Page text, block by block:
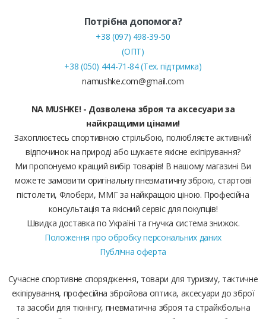
Потрібна допомога?
+38 (097) 498-39-50
(ОПТ)
+38 (050) 444-71-84 (Тех. підтримка)
namushke.com@gmail.com
NA MUSHKE! - Дозволена зброя та аксесуари за
найкращими цінами!
Захоплюєтесь спортивною стрільбою, полюбляєте активний
відпочинок на природі або шукаєте якісне екіпірування?
Ми пропонуємо кращий вибір товарів! В нашому магазині Ви
можете замовити оригінальну пневматичну зброю, стартові
пістолети, Флобери, ММГ за найкращою ціною. Професійна
консультація та якісний сервіс для покупців!
Швидка доставка по Україні та гнучка система знижок.
Положення про обробку персональних даних
Публічна оферта
Сучасне спортивне спорядження, товари для туризму, тактичне
екіпірування, професійна збройова оптика, аксесуари до зброї
та засоби для тюнінгу, пневматична зброя та страйкбольна